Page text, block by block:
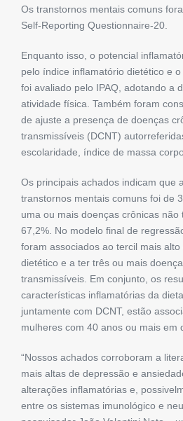
Os transtornos mentais comuns
Self-Reporting Questionnaire-20.
Enquanto isso, o potencial
pelo índice inflamatório dietético e
foi avaliado pelo IPAQ, adotando a
atividade física. Também foram
​​de ajuste a presença de doenças
transmissíveis (DCNT)
escolaridade, índice de massa
Os principais achados indicam que
transtornos mentais comuns foi de
uma ou mais doenças crônicas não
67,2%. No modelo final de
foram associados ao tercil mais
dietético e a ter três ou mais
transmissíveis. Em conjunto, os
características inflamatórias da
juntamente com DCNT, estão
mulheres com 40 anos ou mais em
“Nossos achados corroboram a
mais altas de depressão e
alterações inflamatórias e,
entre os sistemas imunológico e